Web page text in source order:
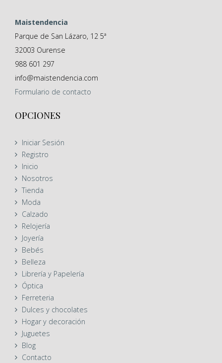
Maistendencia
Parque de San Lázaro, 12 5ª
32003 Ourense
988 601 297
info@maistendencia.com
Formulario de contacto
OPCIONES
Iniciar Sesión
Registro
Inicio
Nosotros
Tienda
Moda
Calzado
Relojería
Joyería
Bebés
Belleza
Librería y Papelería
Óptica
Ferreteria
Dulces y chocolates
Hogar y decoración
Juguetes
Blog
Contacto